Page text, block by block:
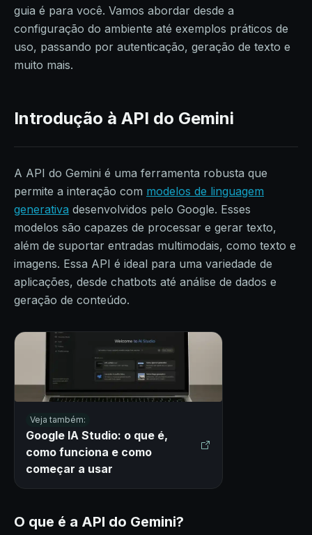
guia é para você. Vamos abordar desde a
configuração do ambiente até exemplos práticos de
uso, passando por autenticação, geração de texto e
muito mais.
Introdução à API do Gemini
A API do Gemini é uma ferramenta robusta que
permite a interação com modelos de linguagem
generativa desenvolvidos pelo Google. Esses
modelos são capazes de processar e gerar texto,
além de suportar entradas multimodais, como texto e
imagens. Essa API é ideal para uma variedade de
aplicações, desde chatbots até análise de dados e
geração de conteúdo.
Veja também:
Google IA Studio: o que é,
como funciona e como
começar a usar
O que é a API do Gemini?